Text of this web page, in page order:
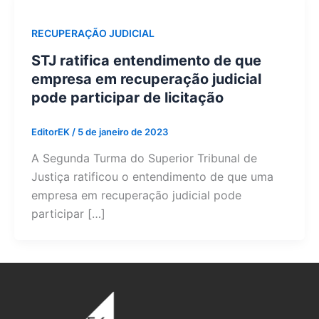
RECUPERAÇÃO JUDICIAL
STJ ratifica entendimento de que
empresa em recuperação judicial
pode participar de licitação
EditorEK / 5 de janeiro de 2023
A Segunda Turma do Superior Tribunal de
Justiça ratificou o entendimento de que uma
empresa em recuperação judicial pode
participar […]